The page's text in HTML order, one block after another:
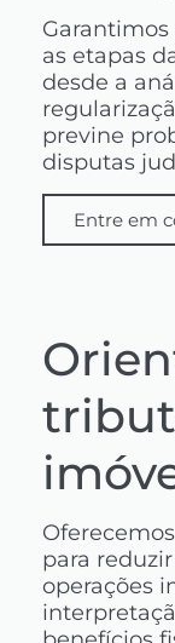
as etapas
desde a
previne
disputas
Entre em
para
operações